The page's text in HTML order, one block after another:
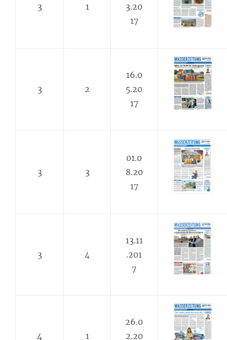
3 1
3.20
17
3 2
16.0
5.20
17
3 3
01.0
8.20
17
3 4
13.11
.201
7
4 1
26.0
2.20